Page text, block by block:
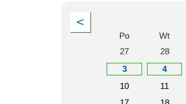
Po Wt
27
28
3
4
10
11